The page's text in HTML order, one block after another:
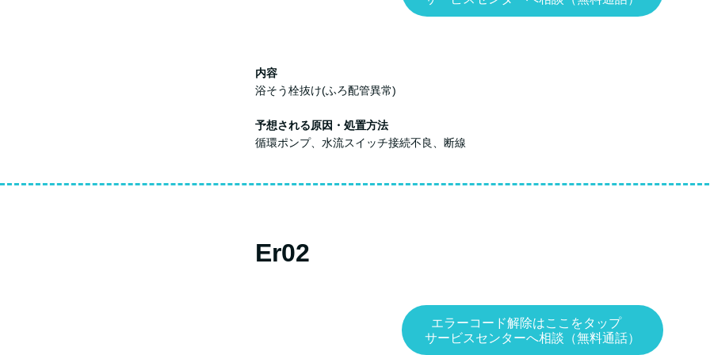
内容
浴そう栓抜け(ふろ配管異常)
予想される原因・処置方法
循環ポンプ、水流スイッチ接続不良、断線
Er02
エラーコード解除はここをタップ
サービスセンターへ相談（無料通話）